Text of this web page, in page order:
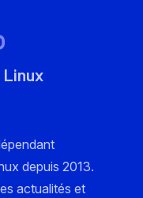
depuis 2013.
actualités et